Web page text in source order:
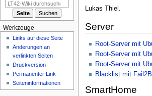
Lukas Thiel.
Server
Root-Server mit
Root-Server mit
Root-Server mit
Blacklist mit
SmartHome
m
Werkzeuge
Links auf diese Seite
Änderungen an
verlinkten Seiten
Druckversion
Permanenter Link
Seiten­­informationen